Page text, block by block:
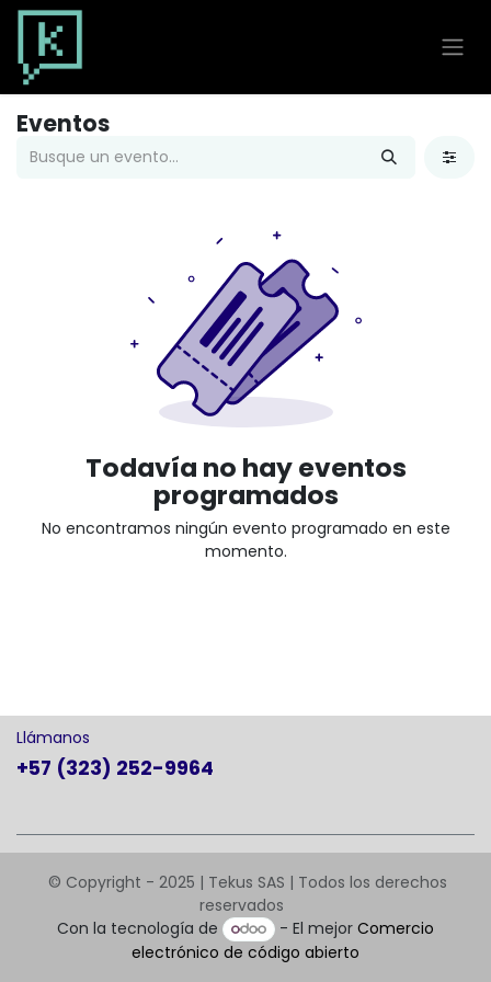
Ir al contenido
Eventos
Todavía no hay eventos
programados
No encontramos ningún evento programado en este
momento.
Llámanos
+57 (323) 252-9964
© Copyright - 2025 | Tekus SAS | Todos los derechos
reservados
Con la tecnología de
- El mejorComercio
electrónico de código abierto